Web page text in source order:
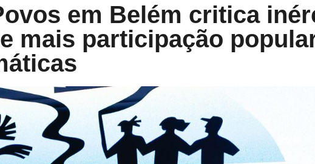
em Belém critica
mais participação